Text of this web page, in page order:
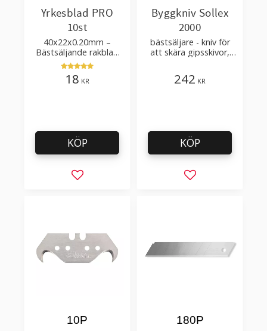
Yrkesblad PRO
10st
40x22x0.20mm –
Bästsäljande rakblad
för att skära tapet, tyg,
filt, hobby bruk
18 KR
Lägg till i favoriter
KÖP
Byggkniv Sollex
2000
bästsäljare - kniv för
att skära gipsskivor,
242 KR
Lägg till i
KÖP
10P 180P